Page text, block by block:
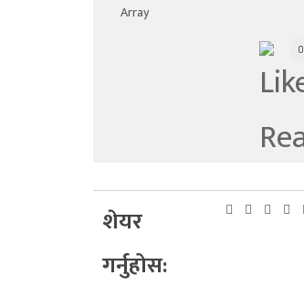
Array
0
शेयर
गर्नुहोस: